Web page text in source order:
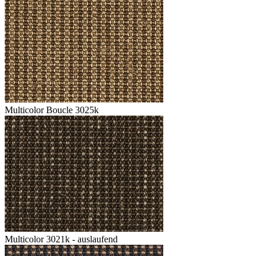
Multicolor Boucle 3025k
Multicolor 3021k - auslaufend